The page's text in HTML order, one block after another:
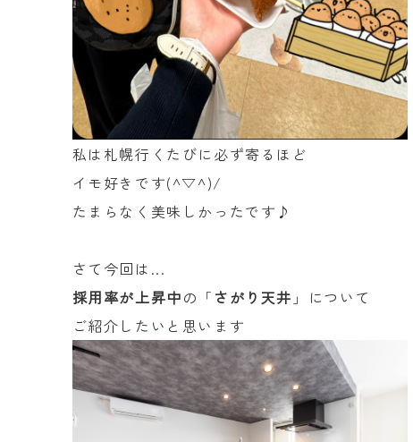
私は札幌行くたびに必ず寄るほど
イモ好きです(^▽^)/
たまらなく美味しかったです♪
さて今回は...
採用率が上昇中の「 さがり天井 」について
ご紹介したいと思います